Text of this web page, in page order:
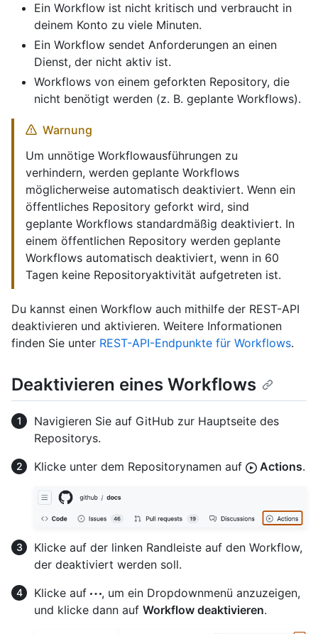
Ein Workflow ist nicht kritisch und verbraucht in
deinem Konto zu viele Minuten.
Ein Workflow sendet Anforderungen an einen
Dienst, der nicht aktiv ist.
Workflows von einem geforkten Repository, die
nicht benötigt werden (z. B. geplante Workflows).
Warnung
Um unnötige Workflowausführungen zu
verhindern, werden geplante Workflows
möglicherweise automatisch deaktiviert. Wenn ein
öffentliches Repository geforkt wird, sind
geplante Workflows standardmäßig deaktiviert. In
einem öffentlichen Repository werden geplante
Workflows automatisch deaktiviert, wenn in 60
Tagen keine Repositoryaktivität aufgetreten ist.
Du kannst einen Workflow auch mithilfe der REST-API
deaktivieren und aktivieren. Weitere Informationen
finden Sie unter REST-API-Endpunkte für Workflows.
Deaktivieren eines Workflows
Navigieren Sie auf GitHub zur Hauptseite des
Repositorys.
Klicke unter dem Repositorynamen auf
Actions.
Klicke auf der linken Randleiste auf den Workflow,
der deaktiviert werden soll.
Klicke auf
, um ein Dropdownmenü anzuzeigen,
und klicke dann auf Workflow deaktivieren.